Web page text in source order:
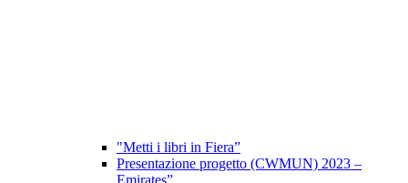
"Metti i libri in Fiera”
Presentazione progetto (CWMUN) 2023 –